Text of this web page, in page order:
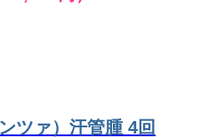
ツァ）汗管腫 4回